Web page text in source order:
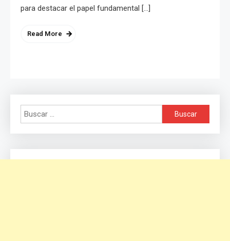
para destacar el papel fundamental […]
Read More
Buscar: